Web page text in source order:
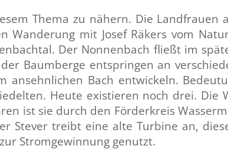
Thema zu nähern. Die
Wanderung mit Josef Räkers vom
Der Nonnenbach fließt im
Baumberge entspringen an
ansehnlichen Bach entwickeln.
Heute existieren noch drei. Die
ist sie durch den Förderkreis
Stever treibt eine alte Turbine an,
Stromgewinnung genutzt.